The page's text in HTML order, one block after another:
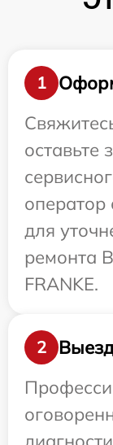
1
оставьте
оператор
для
ремонта
FRANKE.
2